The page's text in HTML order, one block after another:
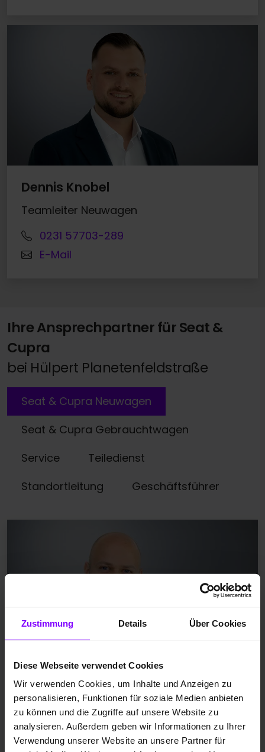
Zustimmung Details Über Cookies
Diese Webseite verwendet Cookies
Wir verwenden Cookies, um Inhalte und Anzeigen zu
personalisieren, Funktionen für soziale Medien anbieten
zu können und die Zugriffe auf unsere Website zu
analysieren. Außerdem geben wir Informationen zu Ihrer
Verwendung unserer Website an unsere Partner für
Dennis Knobel
Teamleiter Neuwagen
0231 57703-289
E-Mail
Ihre Ansprechpartner für Seat &
Cupra
bei Hülpert Planetenfeldstraße
Seat & Cupra Neuwagen
Seat & Cupra Gebrauchtwagen
Service
Teiledienst
Standortleitung
Geschäftsführer
Fabian Berchtold
Verkaufsberater
0231 61005-822